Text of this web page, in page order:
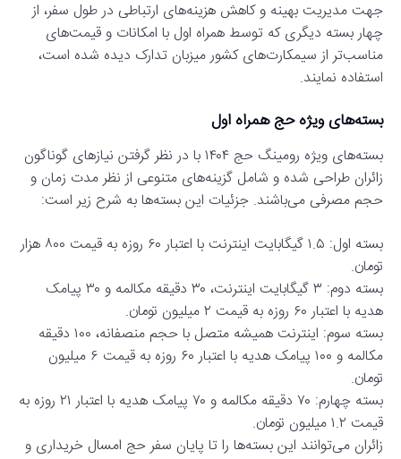
جهت مدیریت بهینه و کاهش هزینه‌های ارتباطی در طول سفر، از
چهار بسته دیگری که توسط همراه اول با امکانات و قیمت‌های
مناسب‌تر از سیمکارت‌های کشور میزبان تدارک دیده شده است،
استفاده نمایند.
بسته‌های ویژه حج همراه اول
بسته‌های ویژه رومینگ حج ۱۴۰۴ با در نظر گرفتن نیازهای گوناگون
زائران طراحی شده و شامل گزینه‌های متنوعی از نظر مدت زمان و
حجم مصرفی می‌باشند. جزئیات این بسته‌ها به شرح زیر است:
بسته اول: ۱.۵ گیگابایت اینترنت با اعتبار ۶۰ روزه به قیمت ۸۰۰ هزار
تومان.
بسته دوم: ۳ گیگابایت اینترنت، ۳۰ دقیقه مکالمه و ۳۰ پیامک
هدیه با اعتبار ۶۰ روزه به قیمت ۲ میلیون تومان.
بسته سوم: اینترنت همیشه متصل با حجم منصفانه، ۱۰۰ دقیقه
مکالمه و ۱۰۰ پیامک هدیه با اعتبار ۶۰ روزه به قیمت ۶ میلیون
تومان.
بسته چهارم: ۷۰ دقیقه مکالمه و ۷۰ پیامک هدیه با اعتبار ۲۱ روزه به
قیمت ۱.۲ میلیون تومان.
زائران می‌توانند این بسته‌ها را تا پایان سفر حج امسال خریداری و